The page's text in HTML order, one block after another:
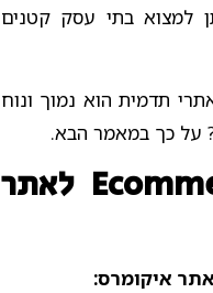
למצוא בתי עסק קטנים
תדמית הוא נמוך ונוח
על כך במאמר הבא.
מה השוני הבסיסי הקיים בין Ecommerce לאתר
אתר איקומרס: